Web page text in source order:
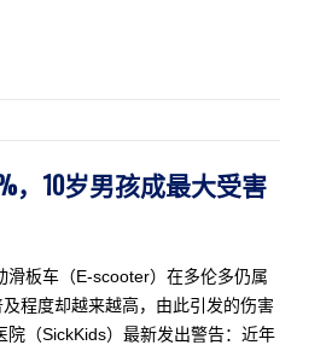
，10岁男孩成最大受害
板车（E-scooter）在多伦多仍属
程度却越来越高，由此引发的伤害
（SickKids）最新发出警告：近年